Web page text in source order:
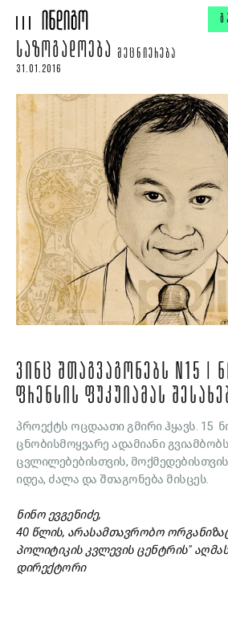
ᲡᲐᲖᲝᲒᲐᲓᲝᲔᲑᲐ ᲛᲔᲪᲜᲘᲔᲠᲔᲑᲐ
31.01.2016
ᲕᲘᲜᲪ ᲨᲗᲐᲒᲕᲐᲒᲝᲜᲔᲑᲡ N15 |
ᲤᲠᲔᲜᲡᲘᲡ ᲤᲣᲙᲣᲘᲐᲛᲐᲡ
პროექტს ოცდაათი გმირი ჰყავს. 15
ცნობისმოყვარე ადამიანი
ცვლილებებისთვის,
იდეა, ძალა და შთაგონება მისცეს.
ნინო ევგენიძე,
40 წლის, არასამთავრობო
პოლიტიკის კვლევის ცენტრის"
დირექტორი